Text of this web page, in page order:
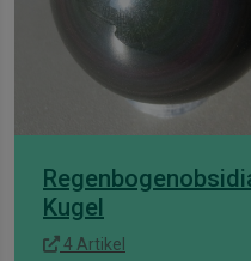
Kugel
4 Artikel